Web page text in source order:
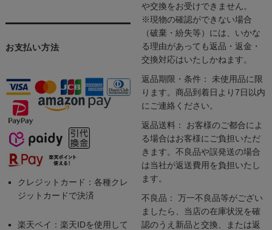
お支払い方法
クレジットカード：各種クレ
ジットカードで決済
楽天ペイ：楽天IDを使用して
や交換をお受けできません。
※現物の確認ができない場合
（破棄・紛失等）には、いかな
る理由があっても返品・返金・
交換対応はいたしかねます。
返品期限・条件： 未使用品に限
ります。商品到着日より7日以内
にご連絡ください。
返品送料： お客様のご都合によ
る場合はお客様にご負担いただ
きます。不良品や誤発送の場合
は当社が返送費用を負担いたし
ます。
不良品： 万一不良品等がござい
ましたら、当店の在庫状況を確
認のうえ新品と交換、または返